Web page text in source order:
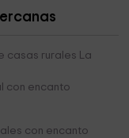
casas rurales La
con encanto
con encanto